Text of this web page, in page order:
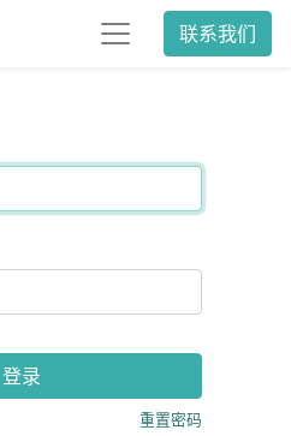
联系我们
登录
重置密码